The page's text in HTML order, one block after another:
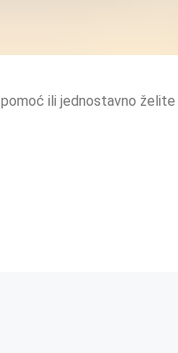
ili jednostavno